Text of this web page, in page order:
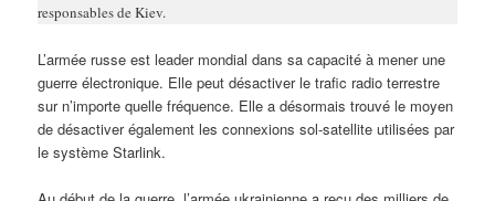
responsables de Kiev.
L’armée russe est leader mondial dans sa capacité à mener une
guerre électronique. Elle peut désactiver le trafic radio terrestre
sur n’importe quelle fréquence. Elle a désormais trouvé le moyen
de désactiver également les connexions sol-satellite utilisées par
le système Starlink.